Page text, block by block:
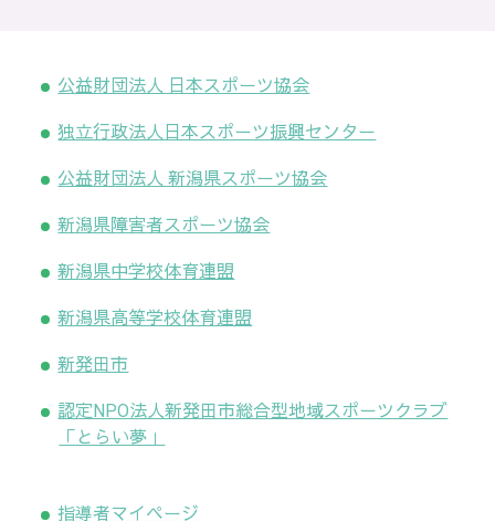
公益財団法人 日本スポーツ協会
独立行政法人日本スポーツ振興センター
公益財団法人 新潟県スポーツ協会
新潟県障害者スポーツ協会
新潟県中学校体育連盟
新潟県高等学校体育連盟
新発田市
認定NPO法人新発田市総合型地域スポーツクラブ
「とらい夢」
指導者マイページ